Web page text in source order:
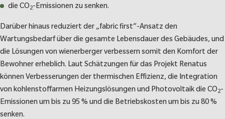
die CO2-Emissionen zu senken.
Darüber hinaus reduziert der „fabric first“-Ansatz den
Wartungsbedarf über die gesamte Lebensdauer des Gebäudes, und
die Lösungen von wienerberger verbessern somit den Komfort der
Bewohner erheblich. Laut Schätzungen für das Projekt Renatus
können Verbesserungen der thermischen Effizienz, die Integration
von kohlenstoffarmen Heizungslösungen und Photovoltaik die CO2-
Emissionen um bis zu 95 % und die Betriebskosten um bis zu 80 %
senken.